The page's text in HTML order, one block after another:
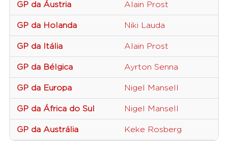
GP da Áustria Alain Prost
GP da Holanda Niki Lauda
GP da Itália Alain Prost
GP da Bélgica Ayrton Senna
GP da Europa Nigel Mansell
GP da África do Sul Nigel Mansell
GP da Austrália Keke Rosberg